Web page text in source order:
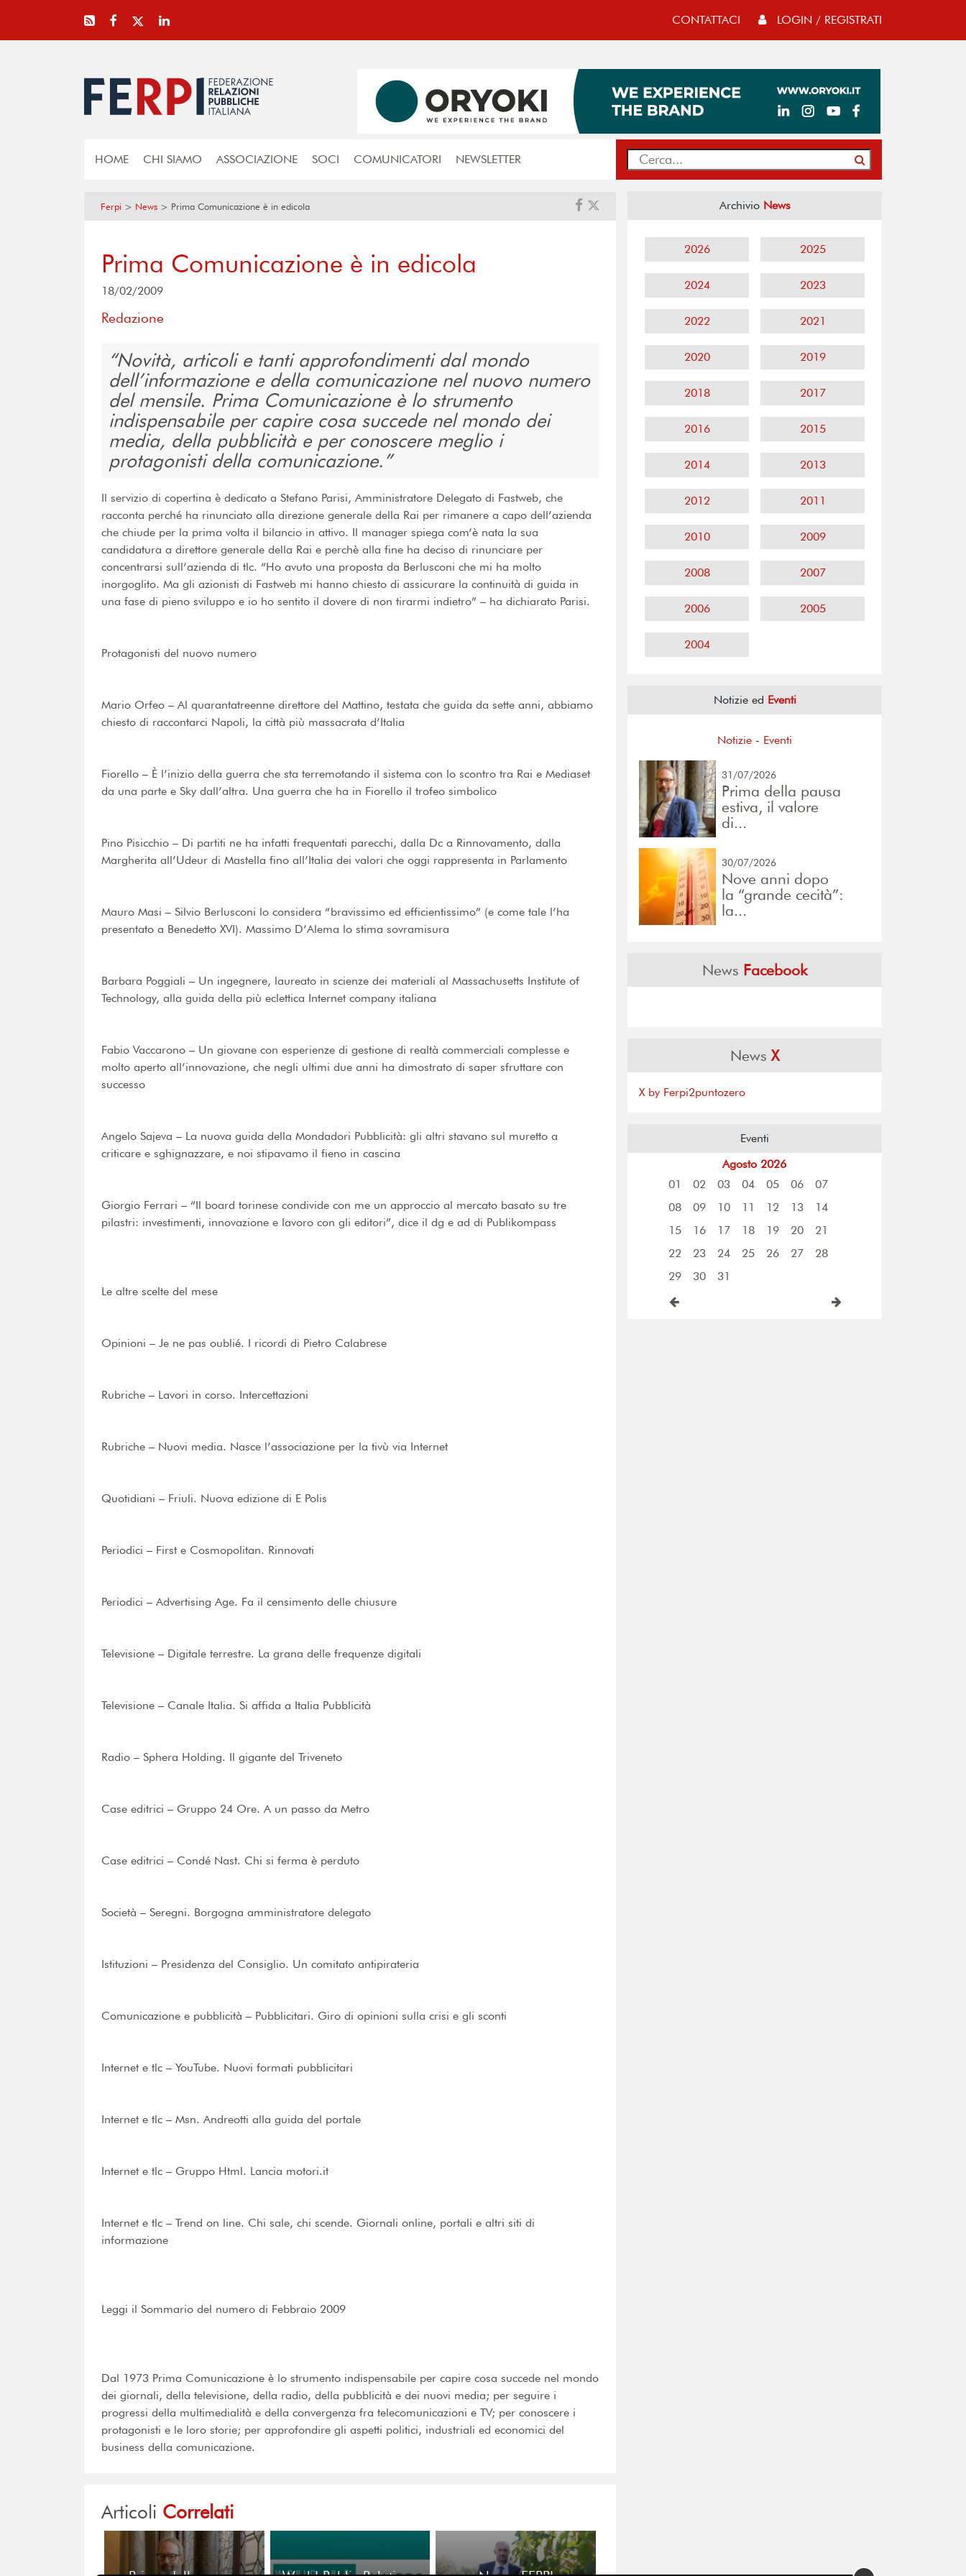
CONTATTACI LOGIN / REGISTRATI
HOME CHI SIAMO ASSOCIAZIONE SOCI COMUNICATORI NEWSLETTER
Ferpi > News > Prima Comunicazione è in edicola
Prima Comunicazione è in edicola
18/02/2009
Redazione
Novità, articoli e tanti approfondimenti dal mondo
dell’informazione e della comunicazione nel nuovo numero
del mensile. Prima Comunicazione è lo strumento
indispensabile per capire cosa succede nel mondo dei
media, della pubblicità e per conoscere meglio i
protagonisti della comunicazione.
Il servizio di copertina è dedicato a Stefano Parisi, Amministratore Delegato di Fastweb, che
racconta perché ha rinunciato alla direzione generale della Rai per rimanere a capo dell’azienda
che chiude per la prima volta il bilancio in attivo. Il manager spiega com’è nata la sua
candidatura a direttore generale della Rai e perchè alla fine ha deciso di rinunciare per
concentrarsi sull’azienda di tlc. “Ho avuto una proposta da Berlusconi che mi ha molto
inorgoglito. Ma gli azionisti di Fastweb mi hanno chiesto di assicurare la continuità di guida in
una fase di pieno sviluppo e io ho sentito il dovere di non tirarmi indietro” – ha dichiarato Parisi.
Protagonisti del nuovo numero
Mario Orfeo – Al quarantatreenne direttore del Mattino, testata che guida da sette anni, abbiamo
chiesto di raccontarci Napoli, la città più massacrata d’Italia
Fiorello – È l’inizio della guerra che sta terremotando il sistema con lo scontro tra Rai e Mediaset
da una parte e Sky dall’altra. Una guerra che ha in Fiorello il trofeo simbolico
Pino Pisicchio – Di partiti ne ha infatti frequentati parecchi, dalla Dc a Rinnovamento, dalla
Margherita all’Udeur di Mastella fino all’Italia dei valori che oggi rappresenta in Parlamento
Mauro Masi – Silvio Berlusconi lo considera “bravissimo ed efficientissimo” (e come tale l’ha
presentato a Benedetto XVI). Massimo D’Alema lo stima sovramisura
Barbara Poggiali – Un ingegnere, laureato in scienze dei materiali al Massachusetts Institute of
Technology, alla guida della più eclettica Internet company italiana
Fabio Vaccarono – Un giovane con esperienze di gestione di realtà commerciali complesse e
molto aperto all’innovazione, che negli ultimi due anni ha dimostrato di saper sfruttare con
successo
Angelo Sajeva – La nuova guida della Mondadori Pubblicità: gli altri stavano sul muretto a
criticare e sghignazzare, e noi stipavamo il fieno in cascina
Giorgio Ferrari – “Il board torinese condivide con me un approccio al mercato basato su tre
pilastri: investimenti, innovazione e lavoro con gli editori”, dice il dg e ad di Publikompass
Le altre scelte del mese
Opinioni – Je ne pas oublié. I ricordi di Pietro Calabrese
Rubriche – Lavori in corso. Intercettazioni
Rubriche – Nuovi media. Nasce l’associazione per la tivù via Internet
Quotidiani – Friuli. Nuova edizione di E Polis
Periodici – First e Cosmopolitan. Rinnovati
Periodici – Advertising Age. Fa il censimento delle chiusure
Televisione – Digitale terrestre. La grana delle frequenze digitali
Televisione – Canale Italia. Si affida a Italia Pubblicità
Radio – Sphera Holding. Il gigante del Triveneto
Case editrici – Gruppo 24 Ore. A un passo da Metro
Case editrici – Condé Nast. Chi si ferma è perduto
Società – Seregni. Borgogna amministratore delegato
Istituzioni – Presidenza del Consiglio. Un comitato antipirateria
Comunicazione e pubblicità – Pubblicitari. Giro di opinioni sulla crisi e gli sconti
Internet e tlc – YouTube. Nuovi formati pubblicitari
Internet e tlc – Msn. Andreotti alla guida del portale
Internet e tlc – Gruppo Html. Lancia motori.it
Internet e tlc – Trend on line. Chi sale, chi scende. Giornali online, portali e altri siti di
informazione
Leggi il Sommario del numero di Febbraio 2009
Dal 1973 Prima Comunicazione è lo strumento indispensabile per capire cosa succede nel mondo
dei giornali, della televisione, della radio, della pubblicità e dei nuovi media; per seguire i
progressi della multimedialità e della convergenza fra telecomunicazioni e TV; per conoscere i
protagonisti e le loro storie; per approfondire gli aspetti politici, industriali ed economici del
business della comunicazione.
Articoli Correlati
Archivio News
2026 2025
2024 2023
2022 2021
2020 2019
2018 2017
2016 2015
2014 2013
2012 2011
2010 2009
2008 2007
2006 2005
2004
Notizie ed Eventi
Notizie - Eventi
31/07/2026
Prima della pausa
estiva, il valore
di...
30/07/2026
Nove anni dopo
la “grande cecità”:
la...
News Facebook
NewsX
X by Ferpi2puntozero
Eventi
Agosto 2026
01
02 03 04 05 06
07
08
09 10 11 12 13
14
15
16 17 18 19 20
21
22
23 24 25 26 27
28
29
30 31